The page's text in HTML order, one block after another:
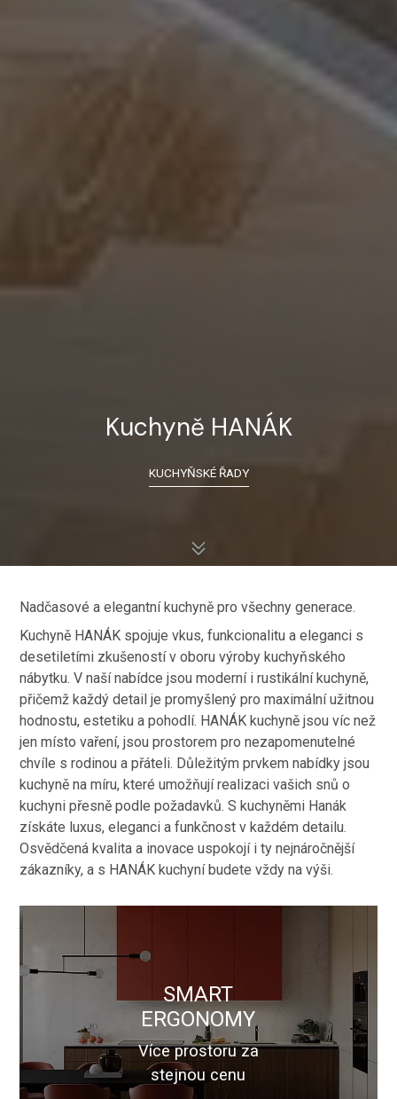
Kuchyně HANÁK
KUCHYŇSKÉ ŘADY
Nadčasové a elegantní kuchyně pro všechny generace.
Kuchyně HANÁK spojuje vkus, funkcionalitu a eleganci s
desetiletími zkušeností v oboru výroby kuchyňského
nábytku. V naší nabídce jsou moderní i rustikální kuchyně,
přičemž každý detail je promyšlený pro maximální užitnou
hodnostu, estetiku a pohodlí. HANÁK kuchyně jsou víc než
jen místo vaření, jsou prostorem pro nezapomenutelné
chvíle s rodinou a přáteli. Důležitým prvkem nabídky jsou
kuchyně na míru, které umožňují realizaci vašich snů o
kuchyni přesně podle požadavků. S kuchyněmi Hanák
získáte luxus, eleganci a funkčnost v každém detailu.
Osvědčená kvalita a inovace uspokojí i ty nejnáročnější
zákazníky, a s HANÁK kuchyní budete vždy na výši.
SMART
ERGONOMY
Více prostoru za
stejnou cenu